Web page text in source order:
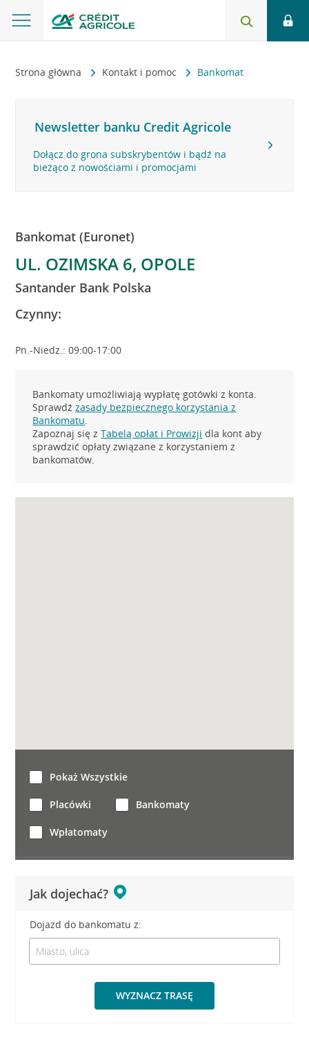
Strona główna Kontakt i pomoc Bankomat
Newsletter banku Credit Agricole
Dołącz do grona subskrybentów i bądź na
bieżąco z nowościami i promocjami
Bankomat (Euronet)
UL. OZIMSKA 6, OPOLE
Santander Bank Polska
Czynny:
Pn.-Niedz.: 09:00-17:00
Bankomaty umożliwiają wypłatę gotówki z konta.
Sprawdźzasady bezpiecznego korzystania z
Bankomatu.
Zapoznaj się zTabelą opłat i Prowizji dla kont aby
sprawdzić opłaty związane z korzystaniem z
bankomatów.
Jak dojechać?
Dojazd do bankomatu z:
WYZNACZ TRASĘ
Pokaż Wszystkie
Placówki Bankomaty
Wpłatomaty